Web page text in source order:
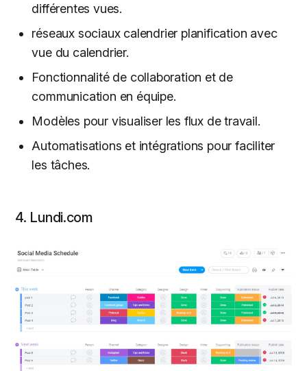
différentes vues.
réseaux sociaux calendrier planification avec
vue du calendrier.
Fonctionnalité de collaboration et de
communication en équipe.
Modèles pour visualiser les flux de travail.
Automatisations et intégrations pour faciliter
les tâches.
4. Lundi.com